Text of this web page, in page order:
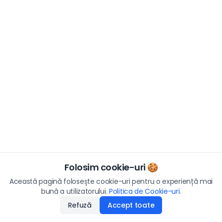
Folosim cookie-uri 🍪
Această pagină folosește cookie-uri pentru o experiență mai
bună a utilizatorului. Politica de Cookie-uri.
Refuză
Accept toate